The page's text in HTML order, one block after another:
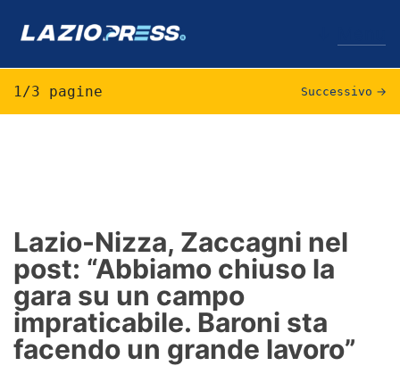
Formello
Infortuni
Primavera
Calciomercato
1/3 pagine Successivo →
Lazio-Nizza, Zaccagni nel
post: “Abbiamo chiuso la
gara su un campo
impraticabile. Baroni sta
facendo un grande lavoro”